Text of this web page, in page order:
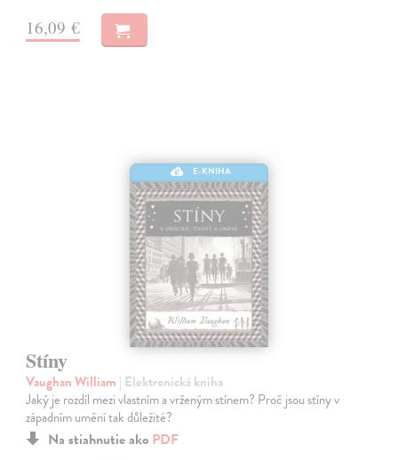
16,09 €
E-KNIHA
Stíny
Vaughan William | Elektronická kniha
Jaký je rozdíl mezi vlastním a vrženým stínem? Proč jsou stíny v
západním umění tak důležité?
Na stiahnutie ako PDF